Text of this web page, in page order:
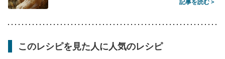
このレシピを見た人に人気のレシピ